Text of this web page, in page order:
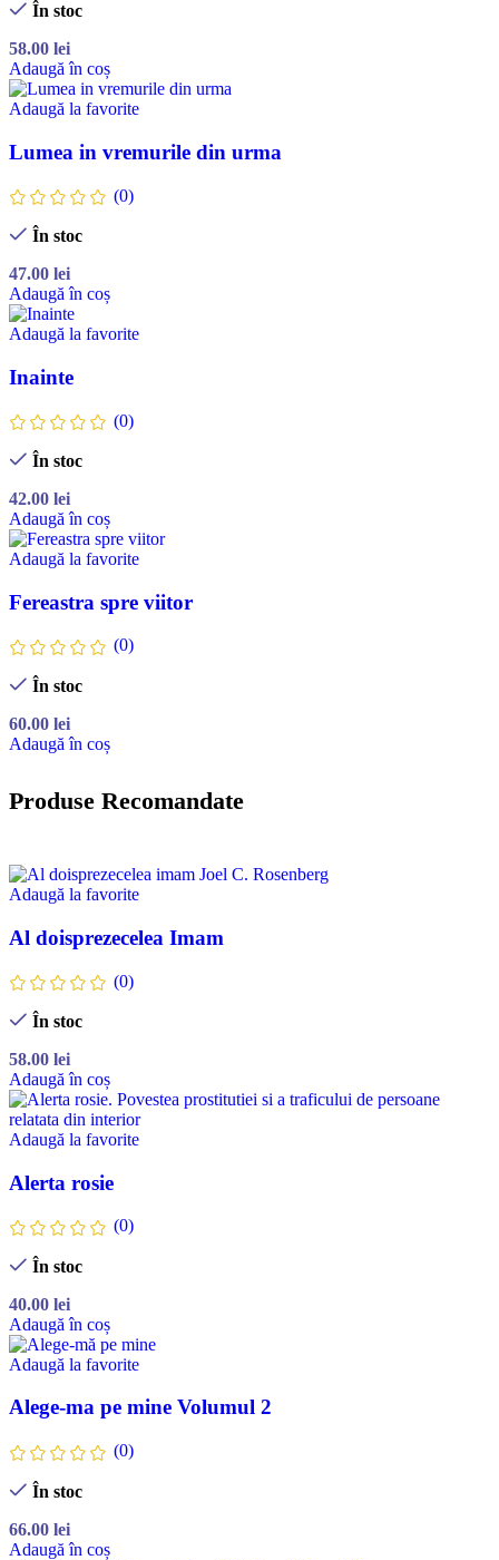
În stoc
58.00 lei
Adaugă în coș
Adaugă la favorite
Lumea in vremurile din urma
(0)
În stoc
47.00 lei
Adaugă în coș
Adaugă la favorite
Inainte
(0)
În stoc
42.00 lei
Adaugă în coș
Adaugă la favorite
Fereastra spre viitor
(0)
În stoc
60.00 lei
Adaugă în coș
Produse Recomandate
Adaugă la favorite
Al doisprezecelea Imam
(0)
În stoc
58.00 lei
Adaugă în coș
Adaugă la favorite
Alerta rosie
(0)
În stoc
40.00 lei
Adaugă în coș
Adaugă la favorite
Alege-ma pe mine Volumul 2
(0)
În stoc
66.00 lei
Adaugă în coș